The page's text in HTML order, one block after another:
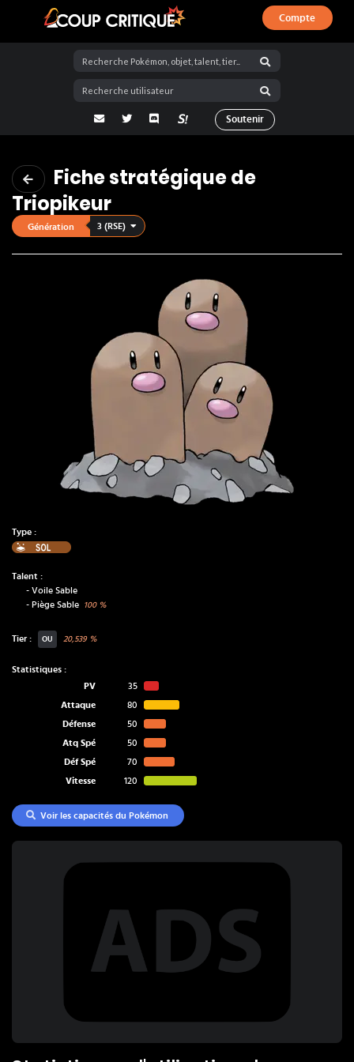
Coup Critique
Compte
adresse email
Twitter Discord La Salty Room sur Pokémon
Soutenir
Fiche stratégique de
Triopikeur
Génération 3 (RSE)
Type :
Sol
Talent :
- Voile Sable
- Piège Sable 100%
Tier : OU 20,539%
Statistiques :
PV
35
Attaque
80
Défense
50
Atq Spé
50
Déf Spé
70
Vitesse
120
Voir les capacités du Pokémon